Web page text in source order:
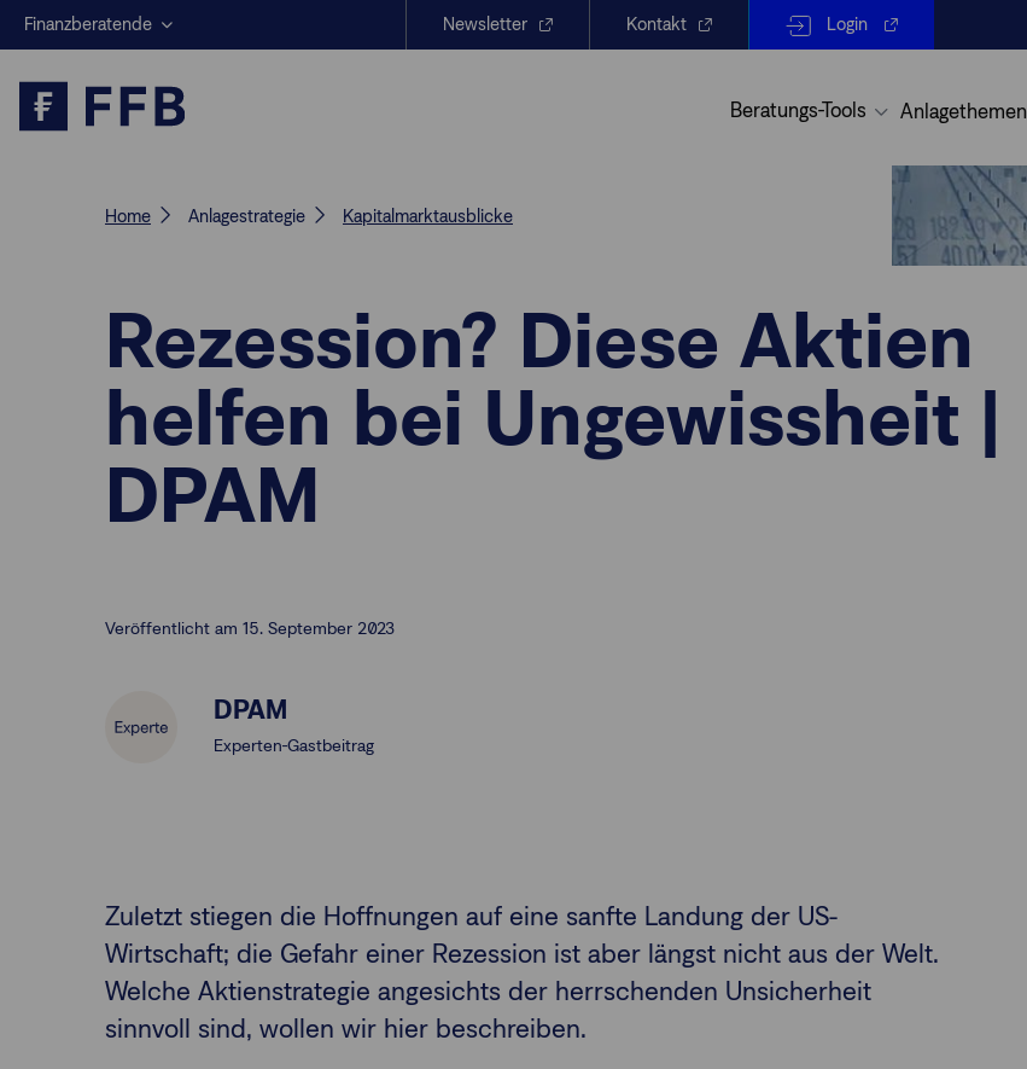
Finanzberatende
Anlegende
Newsletter Kontakt Login
Beratungs-Tools
Beratungs-Tools
Anlagethemen
Anlagestrategien
Geschäftserfolg
Home Anlagestrategie Kapitalmarktausblicke
Rezession? Diese Aktien
helfen bei Ungewissheit |
DPAM
Veröffentlicht am 15. September 2023
DPAM
Experten-Gastbeitrag
Zuletzt stiegen die Hoffnungen auf eine sanfte Landung der US-
Wirtschaft; die Gefahr einer Rezession ist aber längst nicht aus der Welt.
Welche Aktienstrategie angesichts der herrschenden Unsicherheit
sinnvoll sind, wollen wir hier beschreiben.